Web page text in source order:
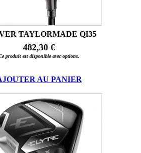
TAYLORMADE QI35
482,30 €
produit est disponible avec options.
AU PANIER